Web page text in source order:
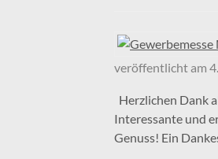
veröffentlicht am
Herzlichen Dank
Interessante und
Genuss! Ein